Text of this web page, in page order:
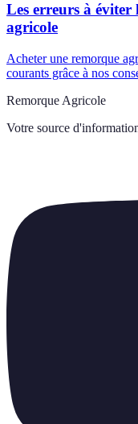
Les erreurs à
agricole
Acheter une remorque
courants grâce à nos
Remorque Agricole
Votre source